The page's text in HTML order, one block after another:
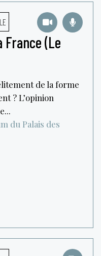
(Le
de la forme
? L’opinion
du Palais des